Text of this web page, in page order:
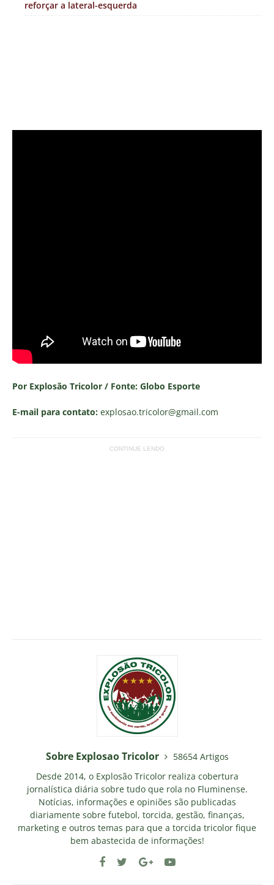
reforçar a lateral-esquerda
Por Explosão Tricolor / Fonte: Globo Esporte
E-mail para contato: explosao.tricolor@gmail.com
CONTINUE LENDO
Sobre Explosao Tricolor
58654 Artigos
Desde 2014, o Explosão Tricolor realiza cobertura
jornalística diária sobre tudo que rola no Fluminense.
Notícias, informações e opiniões são publicadas
diariamente sobre futebol, torcida, gestão, finanças,
marketing e outros temas para que a torcida tricolor fique
bem abastecida de informações!